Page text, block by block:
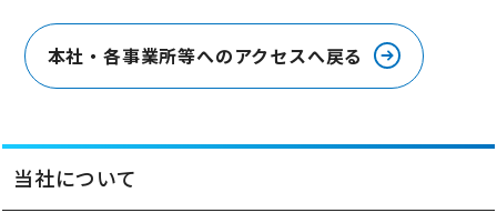
本社・各事業所等へのアクセスへ戻る
当社について